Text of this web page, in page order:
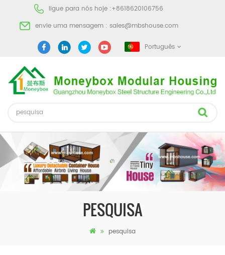
ligue para nós hoje :+8618620106756
envie uma mensagem : sales@mbshouse.com
Português
PESQUISA
pesquisa